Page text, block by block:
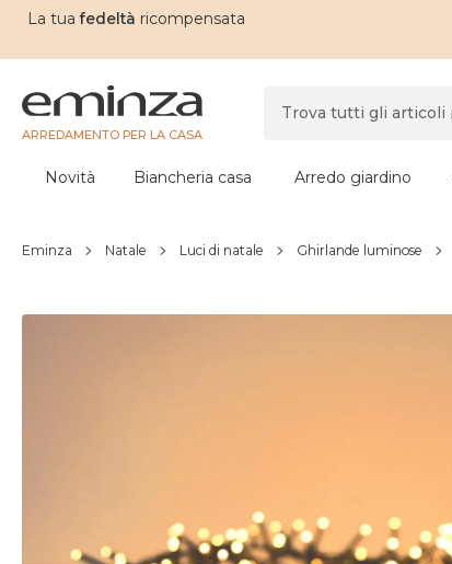
La tua fedeltà ricompensata
ARREDAMENTO PER LA CASA
Novità Biancheria casa Arredo giardino
Eminza Natale Luci di natale Ghirlande luminose